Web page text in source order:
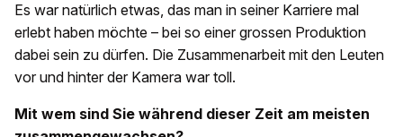
Es war natürlich etwas, das man in seiner Karriere mal
erlebt haben möchte – bei so einer grossen Produktion
dabei sein zu dürfen. Die Zusammenarbeit mit den Leuten
vor und hinter der Kamera war toll.
Mit wem sind Sie während dieser Zeit am meisten